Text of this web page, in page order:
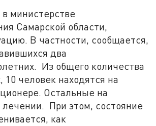
министерстве
Самарской области,
В частности, сообщается,
два
Из общего количества
10 человек находятся на
Остальные на
При этом, состояние
как